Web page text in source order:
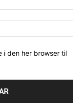
i den her browser til